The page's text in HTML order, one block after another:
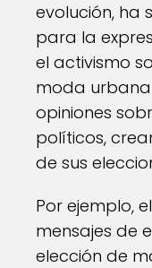
evolución, ha
para la
el activismo
moda
opiniones
políticos,
de sus
Por ejemplo,
mensajes de
elección de